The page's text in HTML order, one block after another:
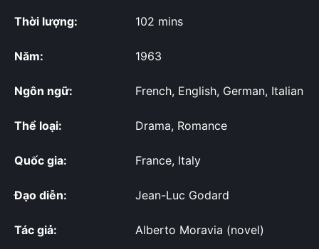
Thời lượng: 102 mins
Năm: 1963
Ngôn ngữ: French, English, German, Italian
Thể loại: Drama, Romance
Quốc gia: France, Italy
Đạo diễn: Jean-Luc Godard
Tác giả: Alberto Moravia (novel)